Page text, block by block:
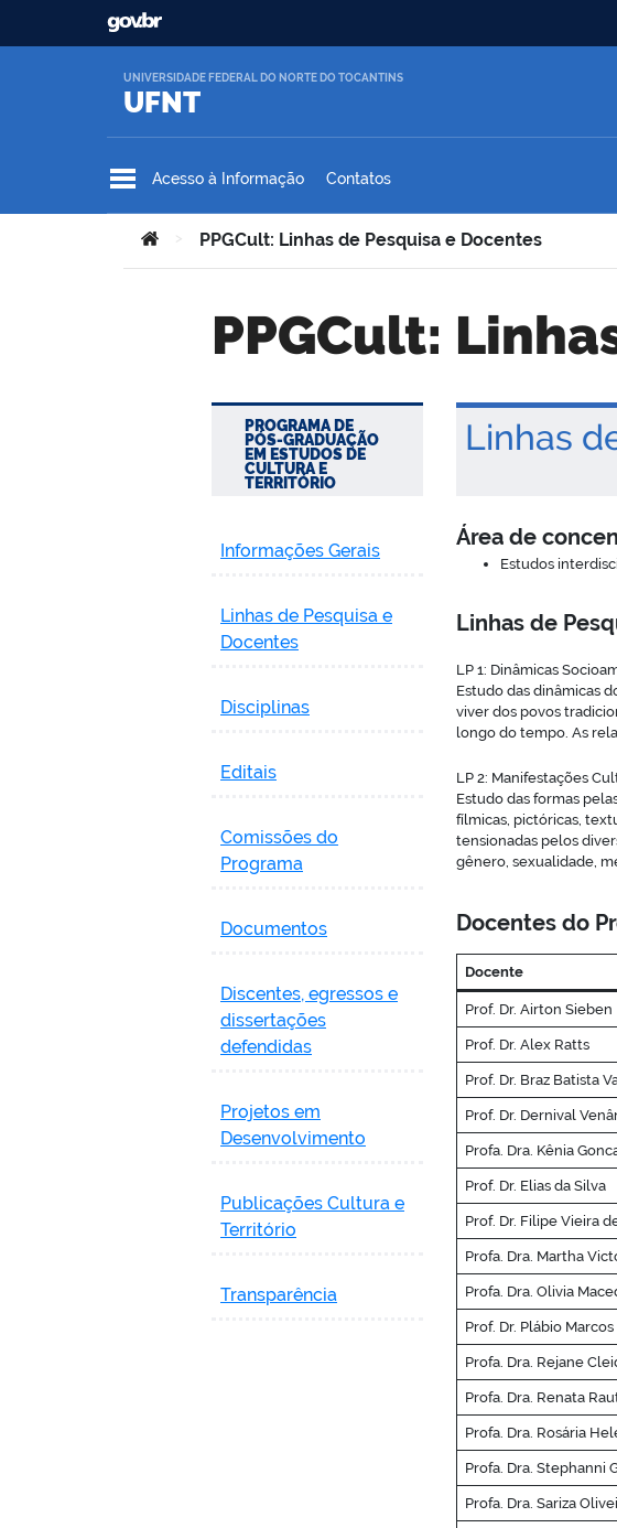
Ir para o conteúdo
UNIVERSIDADE FEDERAL DO NORTE DO TOCANTINS
UFNT
Acesso à Informação Contatos
Você está aqui:
> PPGCult: Linhas de Pesquisa e Docentes
PPGCult:
PROGRAMA DE
PÓS-GRADUAÇÃO
EM ESTUDOS DE
CULTURA E
TERRITÓRIO
Informações Gerais
Linhas de Pesquisa e
Docentes
Disciplinas
Editais
Comissões do
Programa
Documentos
Discentes, egressos e
dissertações
defendidas
Projetos em
Desenvolvimento
Publicações Cultura e
Território
Transparência
Linhas
Área de
Estudos
Linhas de
LP 1: Dinâmicas
Estudo das dinâmicas
viver dos povos
longo do tempo. As
LP 2: Manifestações
Estudo das formas
fílmicas, pictóricas,
tensionadas pelos
gênero, sexualidade,
Docentes do
Docente
Prof. Dr. Airton Sieben
Prof. Dr. Alex Ratts
Prof. Dr. Braz Batista
Prof. Dr. Dernival
Profa. Dra. Kênia
Prof. Dr. Elias da Silva
Prof. Dr. Filipe Vieira
Profa. Dra. Martha
Profa. Dra. Olivia
Prof. Dr. Plábio
Profa. Dra. Rejane
Profa. Dra. Renata
Profa. Dra. Rosária
Profa. Dra. Stephanni
Profa. Dra. Sariza